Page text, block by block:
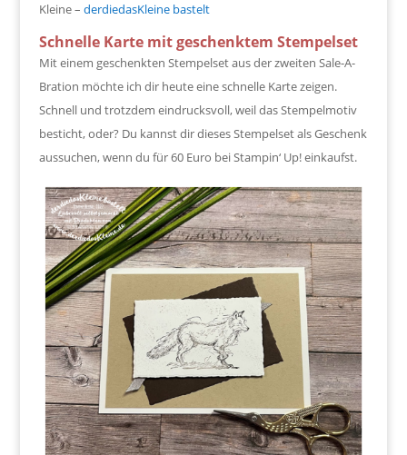
Kleine – derdiedasKleine bastelt
Schnelle Karte mit geschenktem Stempelset
Mit einem geschenkten Stempelset aus der zweiten Sale-A-
Bration möchte ich dir heute eine schnelle Karte zeigen.
Schnell und trotzdem eindrucksvoll, weil das Stempelmotiv
besticht, oder? Du kannst dir dieses Stempelset als Geschenk
aussuchen, wenn du für 60 Euro bei Stampin‘ Up! einkaufst.